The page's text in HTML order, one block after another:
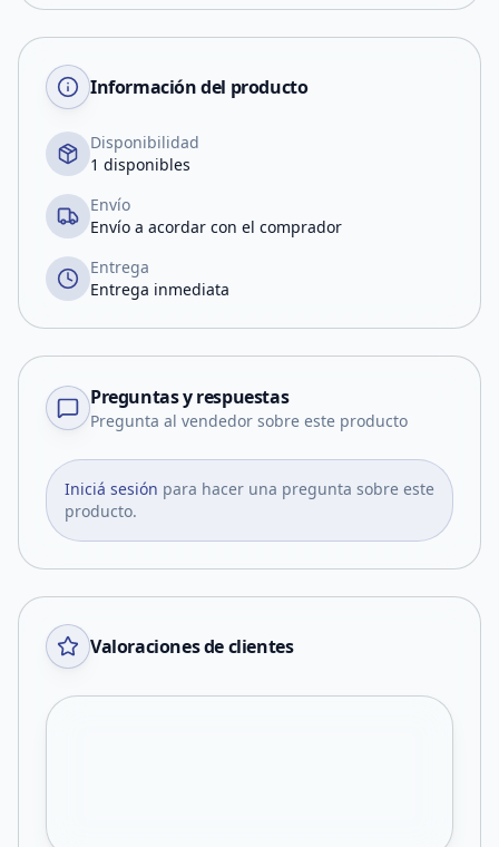
Información del producto
Disponibilidad
1 disponibles
Envío
Envío a acordar con el comprador
Entrega
Entrega inmediata
Preguntas y respuestas
Pregunta al vendedor sobre este producto
Iniciá sesión para hacer una pregunta sobre este
producto.
Valoraciones de clientes